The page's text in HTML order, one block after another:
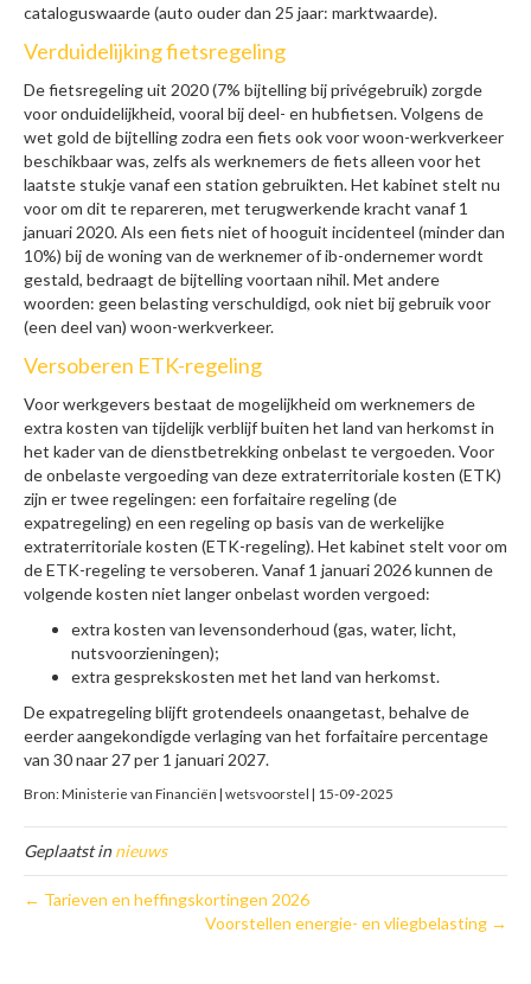
cataloguswaarde (auto ouder dan 25 jaar: marktwaarde).
Verduidelijking fietsregeling
De fietsregeling uit 2020 (7% bijtelling bij privégebruik) zorgde
voor onduidelijkheid, vooral bij deel- en hubfietsen. Volgens de
wet gold de bijtelling zodra een fiets ook voor woon-werkverkeer
beschikbaar was, zelfs als werknemers de fiets alleen voor het
laatste stukje vanaf een station gebruikten. Het kabinet stelt nu
voor om dit te repareren, met terugwerkende kracht vanaf 1
januari 2020. Als een fiets niet of hooguit incidenteel (minder dan
10%) bij de woning van de werknemer of ib-ondernemer wordt
gestald, bedraagt de bijtelling voortaan nihil. Met andere
woorden: geen belasting verschuldigd, ook niet bij gebruik voor
(een deel van) woon-werkverkeer.
Versoberen ETK-regeling
Voor werkgevers bestaat de mogelijkheid om werknemers de
extra kosten van tijdelijk verblijf buiten het land van herkomst in
het kader van de dienstbetrekking onbelast te vergoeden. Voor
de onbelaste vergoeding van deze extraterritoriale kosten (ETK)
zijn er twee regelingen: een forfaitaire regeling (de
expatregeling) en een regeling op basis van de werkelijke
extraterritoriale kosten (ETK-regeling). Het kabinet stelt voor om
de ETK-regeling te versoberen. Vanaf 1 januari 2026 kunnen de
volgende kosten niet langer onbelast worden vergoed:
extra kosten van levensonderhoud (gas, water, licht,
nutsvoorzieningen);
extra gesprekskosten met het land van herkomst.
De expatregeling blijft grotendeels onaangetast, behalve de
eerder aangekondigde verlaging van het forfaitaire percentage
van 30 naar 27 per 1 januari 2027.
Bron: Ministerie van Financiën | wetsvoorstel | 15-09-2025
Geplaatst innieuws
← Tarieven en heffingskortingen 2026
Voorstellen energie- en vliegbelasting →